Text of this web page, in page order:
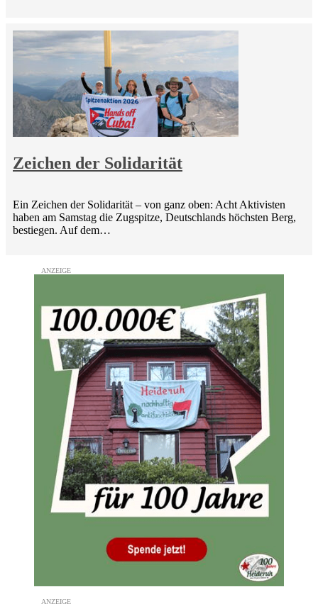
Zeichen der Solidarität
Ein Zeichen der Solidarität – von ganz oben: Acht Aktivisten
haben am Samstag die Zugspitze, Deutschlands höchsten Berg,
bestiegen. Auf dem…